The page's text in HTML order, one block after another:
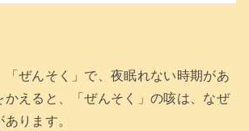
ぜんそく」で、夜眠れない時期があ
かえると、「ぜんそく」の咳は、なぜ
ります。